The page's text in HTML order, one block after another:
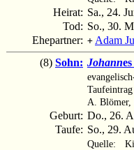
Heirat: Sa., 24.
Tod: So., 30.
Ehepartner: + Adam
(8) Sohn: Johann
A. Blömer,
Geburt: Do., 26.
Taufe: So., 29.
Quelle: